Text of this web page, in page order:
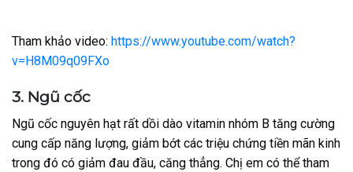
Tham khảo video: https://www.youtube.com/watch?
v=H8M09q09FXo
3. Ngũ cốc
Ngũ cốc nguyên hạt rất dồi dào vitamin nhóm B tăng cường
cung cấp năng lượng, giảm bớt các triệu chứng tiền mãn kinh
trong đó có giảm đau đầu, căng thẳng. Chị em có thể tham